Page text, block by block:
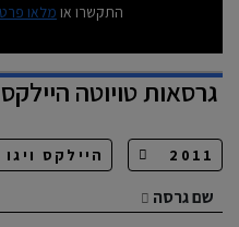
התקשרו או מלאו
גרסאותטויוטה
שם גרסה